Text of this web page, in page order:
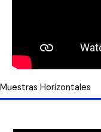
Muestras Horizontales